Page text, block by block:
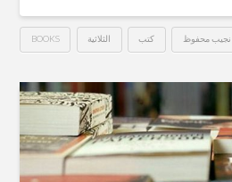
BOOKS الثلاثية كتب نجيب محفوظ
نجيب
محفوظ06.11.2018